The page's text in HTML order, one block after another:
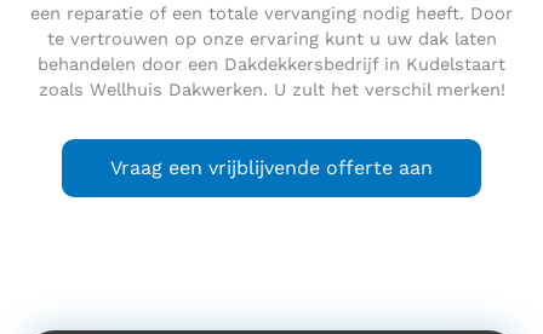
een reparatie of een totale vervanging nodig heeft. Door
te vertrouwen op onze ervaring kunt u uw dak laten
behandelen door een Dakdekkersbedrijf in Kudelstaart
zoals Wellhuis Dakwerken. U zult het verschil merken!
Vraag een vrijblijvende offerte aan